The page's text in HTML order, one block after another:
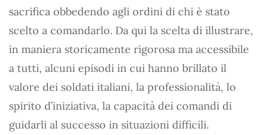
sacrifica obbedendo agli ordini di chi è stato
scelto a comandarlo. Da qui la scelta di illustrare,
in maniera storicamente rigorosa ma accessibile
a tutti, alcuni episodi in cui hanno brillato il
valore dei soldati italiani, la professionalità, lo
spirito d’iniziativa, la capacità dei comandi di
guidarli al successo in situazioni difficili.